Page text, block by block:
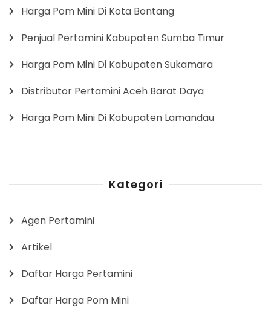
Harga Pom Mini Di Kota Bontang
Penjual Pertamini Kabupaten Sumba Timur
Harga Pom Mini Di Kabupaten Sukamara
Distributor Pertamini Aceh Barat Daya
Harga Pom Mini Di Kabupaten Lamandau
Kategori
Agen Pertamini
Artikel
Daftar Harga Pertamini
Daftar Harga Pom Mini